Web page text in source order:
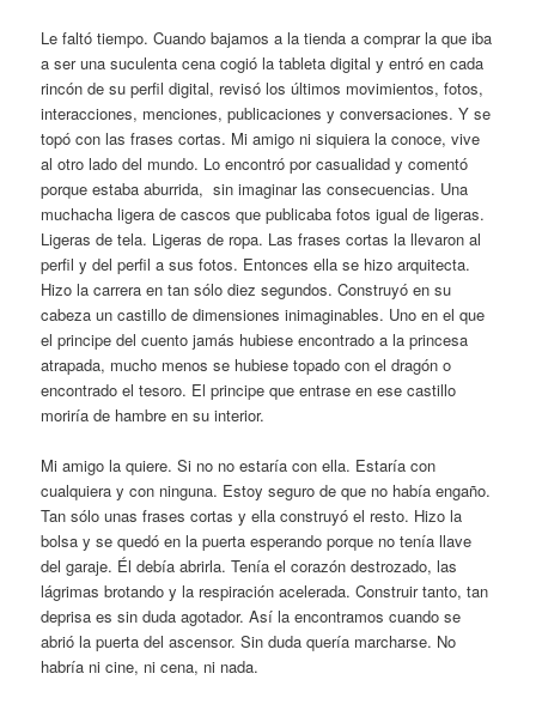
Le faltó tiempo. Cuando bajamos a la tienda a comprar la que iba
a ser una suculenta cena cogió la tableta digital y entró en cada
rincón de su perfil digital, revisó los últimos movimientos, fotos,
interacciones, menciones, publicaciones y conversaciones. Y se
topó con las frases cortas. Mi amigo ni siquiera la conoce, vive
al otro lado del mundo. Lo encontró por casualidad y comentó
porque estaba aburrida, sin imaginar las consecuencias. Una
muchacha ligera de cascos que publicaba fotos igual de ligeras.
Ligeras de tela. Ligeras de ropa. Las frases cortas la llevaron al
perfil y del perfil a sus fotos. Entonces ella se hizo arquitecta.
Hizo la carrera en tan sólo diez segundos. Construyó en su
cabeza un castillo de dimensiones inimaginables. Uno en el que
el principe del cuento jamás hubiese encontrado a la princesa
atrapada, mucho menos se hubiese topado con el dragón o
encontrado el tesoro. El principe que entrase en ese castillo
moriría de hambre en su interior.
Mi amigo la quiere. Si no no estaría con ella. Estaría con
cualquiera y con ninguna. Estoy seguro de que no había engaño.
Tan sólo unas frases cortas y ella construyó el resto. Hizo la
bolsa y se quedó en la puerta esperando porque no tenía llave
del garaje. Él debía abrirla. Tenía el corazón destrozado, las
lágrimas brotando y la respiración acelerada. Construir tanto, tan
deprisa es sin duda agotador. Así la encontramos cuando se
abrió la puerta del ascensor. Sin duda quería marcharse. No
habría ni cine, ni cena, ni nada.